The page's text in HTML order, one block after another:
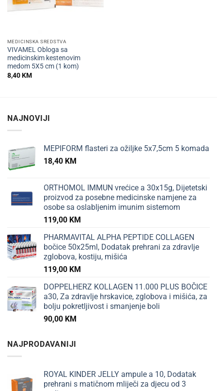
MEDICINSKA SREDSTVA
VIVAMEL Obloga sa
medicinskim kestenovim
medom 5X5 cm (1 kom)
8,40KM
NAJNOVIJI
MEPIFORM flasteri za ožiljke 5x7,5cm 5 komada
18,40 KM
ORTHOMOL IMMUN vrećice a 30x15g, Dijetetski
proizvod za posebne medicinske namjene za
osobe sa oslabljenim imunim sistemom
119,00 KM
PHARMAVITAL ALPHA PEPTIDE COLLAGEN
bočice 50x25ml, Dodatak prehrani za zdravlje
zglobova, kostiju, mišića
119,00 KM
DOPPELHERZ KOLLAGEN 11.000 PLUS BOČICE
a30, Za zdravlje hrskavice, zglobova i mišića, za
bolju pokretljivost i smanjenje boli
90,00 KM
NAJPRODAVANIJI
ROYAL KINDER JELLY ampule a 10, Dodatak
prehrani s matičnom mliječi za djecu od 3